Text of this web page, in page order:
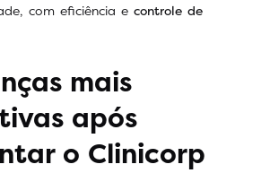
com eficiência e controle de
mais
após
o Clinicorp